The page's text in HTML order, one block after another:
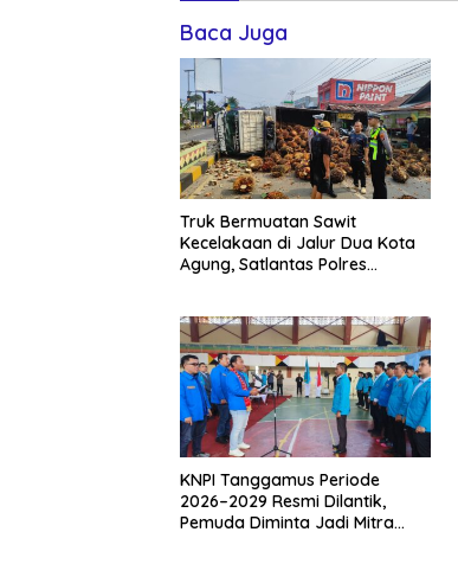
Baca Juga
Truk Bermuatan Sawit
Kecelakaan di Jalur Dua Kota
Agung, Satlantas Polres
KNPI Tanggamus Periode
2026–2029 Resmi Dilantik,
Pemuda Diminta Jadi Mitra